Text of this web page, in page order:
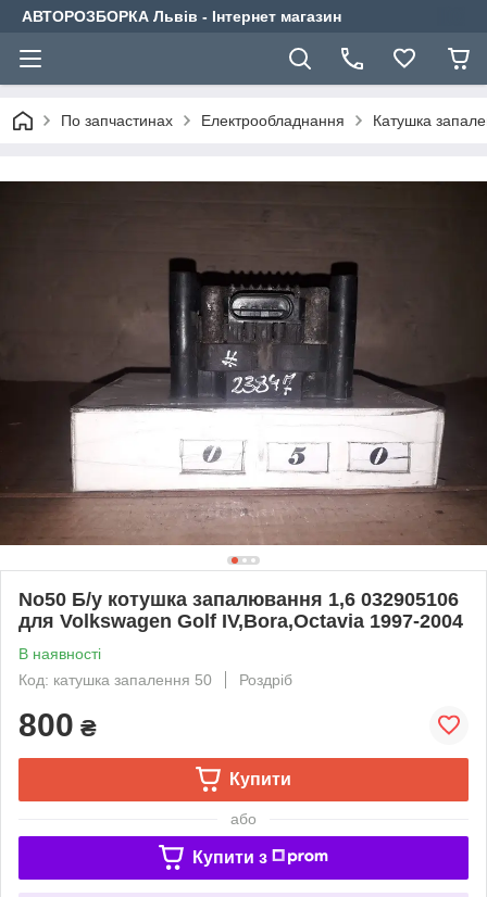
АВТОРОЗБОРКА Львів - Інтернет магазин
По запчастинах Електрообладнання Катушка
No50 Б/у котушка запалювання 1,6 032905106
для Volkswagen Golf IV,Bora,Octavia 1997-2004
В наявності
Код: катушка запалення 50
Роздріб
800 ₴
Купити
або
Купити з